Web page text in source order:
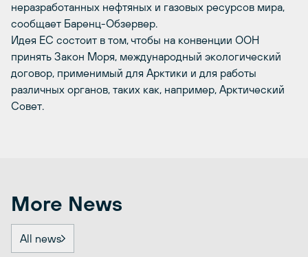
неразработанных нефтяных и газовых ресурсов мира,
сообщает Баренц-Обзервер.
Идея ЕС состоит в том, чтобы на конвенции ООН
принять Закон Моря, международный экологический
договор, применимый для Арктики и для работы
различных органов, таких как, например, Арктический
Совет.
More News
All news